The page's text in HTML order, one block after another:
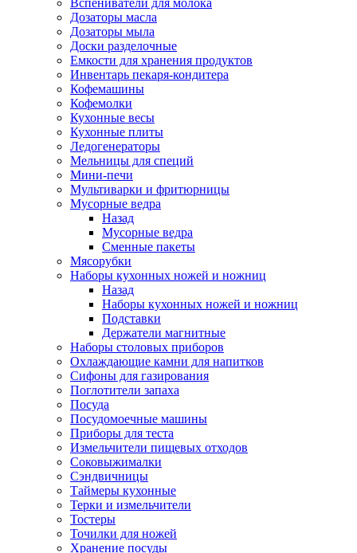
Вспениватели для молока
Дозаторы масла
Дозаторы мыла
Доски разделочные
Емкости для хранения продуктов
Инвентарь пекаря-кондитера
Кофемашины
Кофемолки
Кухонные весы
Кухонные плиты
Ледогенераторы
Мельницы для специй
Мини-печи
Мультиварки и фритюрницы
Мусорные ведра
Назад
Мусорные ведра
Сменные пакеты
Мясорубки
Наборы кухонных ножей и ножниц
Назад
Наборы кухонных ножей и ножниц
Подставки
Держатели магнитные
Наборы столовых приборов
Охлаждающие камни для напитков
Сифоны для газирования
Поглотители запаха
Посуда
Посудомоечные машины
Приборы для теста
Измельчители пищевых отходов
Cоковыжималки
Сэндвичницы
Таймеры кухонные
Терки и измельчители
Тостеры
Точилки для ножей
Хранение посуды